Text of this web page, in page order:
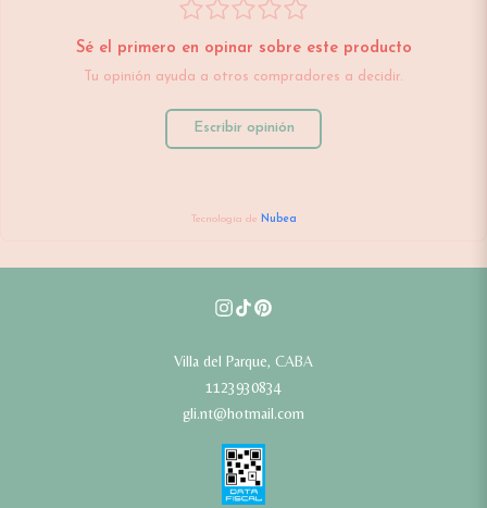
Sé el primero en opinar sobre este producto
Tu opinión ayuda a otros compradores a decidir.
Escribir opinión
Tecnología de Nubea
Villa del Parque, CABA
1123930834
gli.nt@hotmail.com